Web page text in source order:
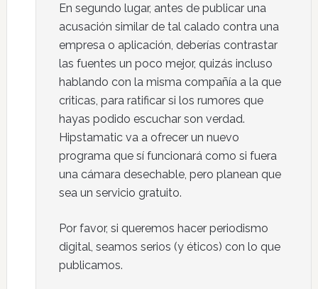
En segundo lugar, antes de publicar una
acusación similar de tal calado contra una
empresa o aplicación, deberías contrastar
las fuentes un poco mejor, quizás incluso
hablando con la misma compañía a la que
criticas, para ratificar si los rumores que
hayas podido escuchar son verdad.
Hipstamatic va a ofrecer un nuevo
programa que sí funcionará como si fuera
una cámara desechable, pero planean que
sea un servicio gratuito.
Por favor, si queremos hacer periodismo
digital, seamos serios (y éticos) con lo que
publicamos.